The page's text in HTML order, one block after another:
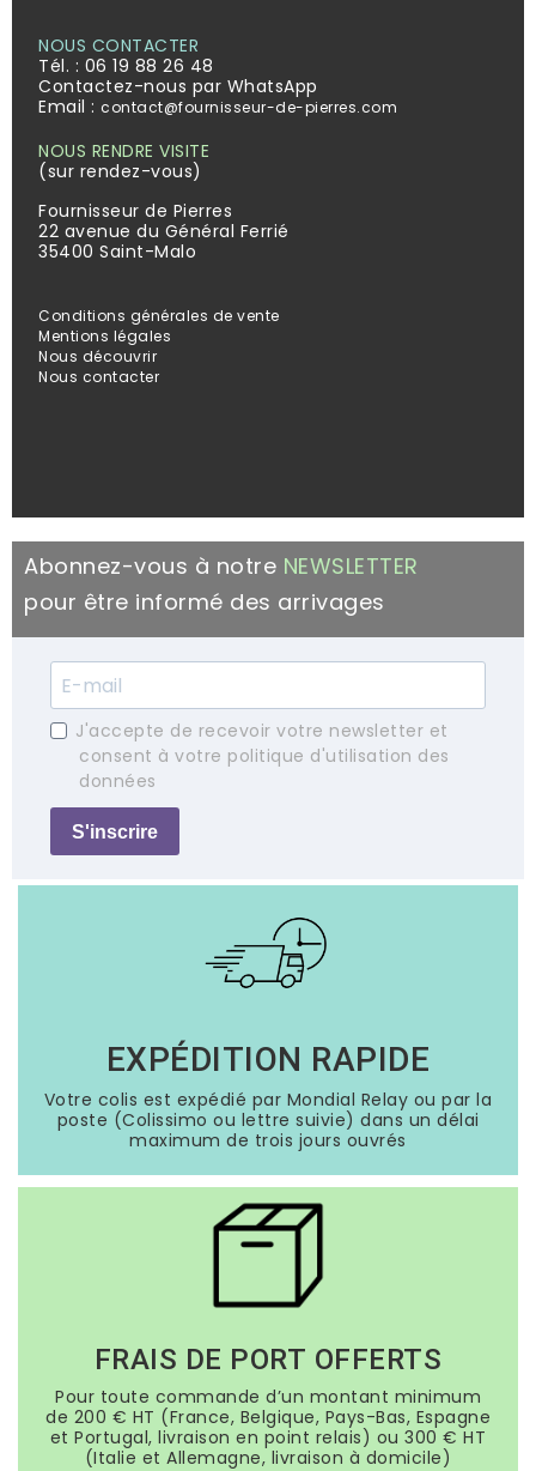
NOUS CONTACTER
Tél. : 06 19 88 26 48
Contactez-nous par WhatsApp
Email : contact@fournisseur-de-pierres.com
NOUS RENDRE VISITE
(sur rendez-vous)
Fournisseur de Pierres
22 avenue du Général Ferrié
35400 Saint-Malo
Conditions générales de vente
Mentions légales
Nous découvrir
Nous contacter
Abonnez-vous à notre NEWSLETTER
pour être informé des arrivages
J'accepte de recevoir votre newsletter et
consent à votre politique d'utilisation des
données
S'inscrire
EXPÉDITION RAPIDE
Votre colis est expédié par Mondial Relay ou par la
poste (Colissimo ou lettre suivie) dans un délai
maximum de trois jours ouvrés
FRAIS DE PORT OFFERTS
Pour toute commande d’un montant minimum
de 200 € HT (France, Belgique, Pays-Bas, Espagne
et Portugal, livraison en point relais) ou 300 € HT
(Italie et Allemagne, livraison à domicile)